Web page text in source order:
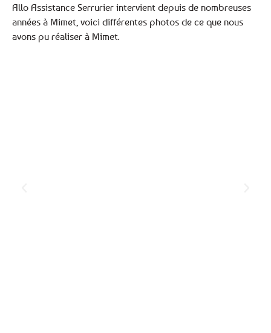
Allo Assistance Serrurier intervient depuis de nombreuses
années à Mimet, voici différentes photos de ce que nous
avons pu réaliser à Mimet.